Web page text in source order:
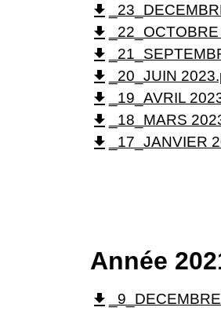
file_download
file_download
file_download
file_download _20_JUIN
file_download _19_AVRIL
file_download _18_MARS
file_download _17_JANVIER
Année
file_download